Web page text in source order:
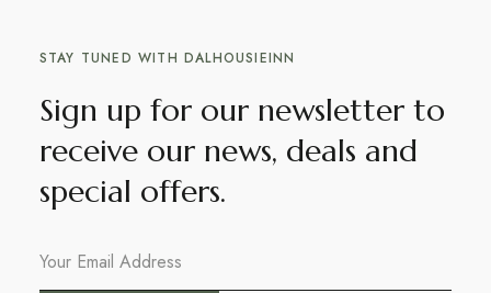
STAY TUNED WITH DALHOUSIEINN
Sign up for our newsletter to
receive our news, deals and
special offers.